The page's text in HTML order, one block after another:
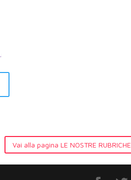
Vai alla pagina LE NOSTRE RUBRICHE